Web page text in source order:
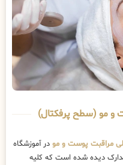
و مو (سطح پرفکتال)
مراقبت پوست و مو در آموزشگاه
دیده شده است که کلیه